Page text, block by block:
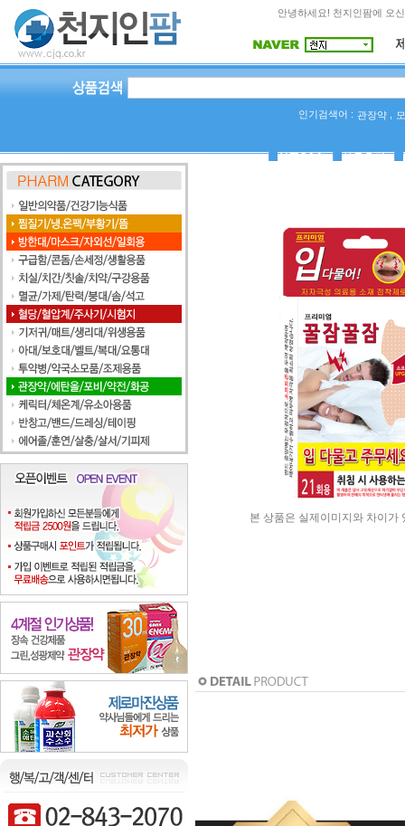
안녕하세요! 천지인팜에 오
인기검색어 : 관장약
상품Q&A 사용후기
본 상품은 실제이미지와 차이가